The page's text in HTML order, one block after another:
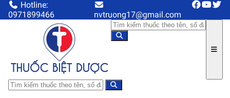
Hotline:
0971899466
nvtruong17@gmail.com